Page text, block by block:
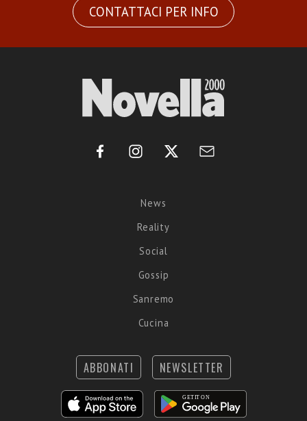
CONTATTACI PER INFO
News
Reality
Social
Gossip
Sanremo
Cucina
ABBONATI NEWSLETTER